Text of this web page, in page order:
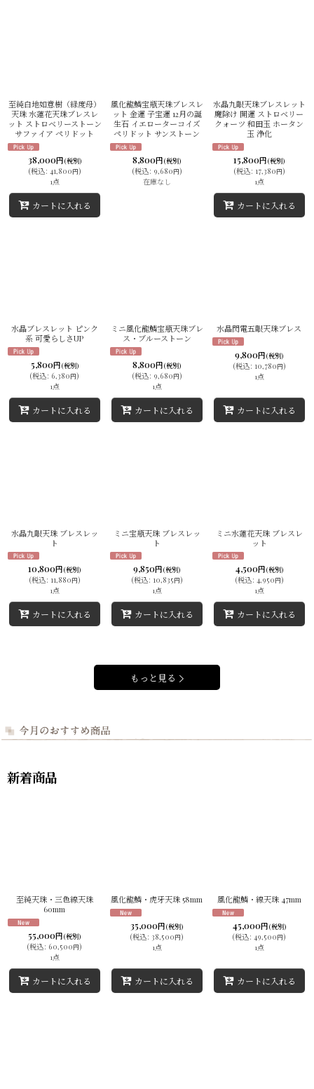
至純白地如意樹（緑度母）
天珠 水蓮花天珠ブレスレ
ット ストロベリーストーン
サファイア ペリドット
38,000円(税別)
(税込: 41,800円)
1点
カートに入れる
風化龍鱗宝瓶天珠ブレスレ
ット 金運 子宝運 12月の誕
生石 イエローターコイズ
ペリドット サンストーン
8,800円 (税別)
(税込: 9,680円)
在庫なし
水晶九眼天珠ブレスレット
魔除け 開運 ストロベリー
クォーツ 和田玉 ホータン
玉 浄化
15,800円 (税別)
(税込: 17,380円)
1点
カートに入れる
水晶ブレスレット ピンク
系 可愛らしさUP
5,800円(税別)
(税込: 6,380円)
1点
カートに入れる
ミニ風化龍鱗宝瓶天珠ブレ
ス・ブルーストーン
8,800円 (税別)
(税込: 9,680円)
1点
カートに入れる
水晶閃電五眼天珠ブレス
9,800円 (税別)
(税込: 10,780円)
1点
カートに入れる
水晶九眼天珠 ブレスレッ
ト
10,800円 (税別)
(税込: 11,880円)
1点
カートに入れる
ミニ宝瓶天珠 ブレスレッ
ト
9,850円 (税別)
(税込: 10,835円)
1点
カートに入れる
ミニ水蓮花天珠 ブレスレ
ット
4,500円(税別)
(税込: 4,950円)
1点
カートに入れる
もっと見る
新着商品
至純天珠・三色線天珠
60mm
55,000円 (税別)
(税込: 60,500円)
1点
カートに入れる
風化龍鱗・虎牙天珠 58mm
35,000円 (税別)
(税込: 38,500円)
1点
カートに入れる
風化龍鱗・線天珠 47mm
45,000円(税別)
(税込: 49,500円)
1点
カートに入れる